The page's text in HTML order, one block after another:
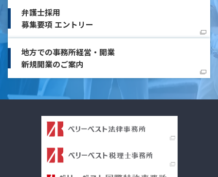
弁護士採用
募集要項 エントリー
地方での事務所経営・開業
新規開業のご案内